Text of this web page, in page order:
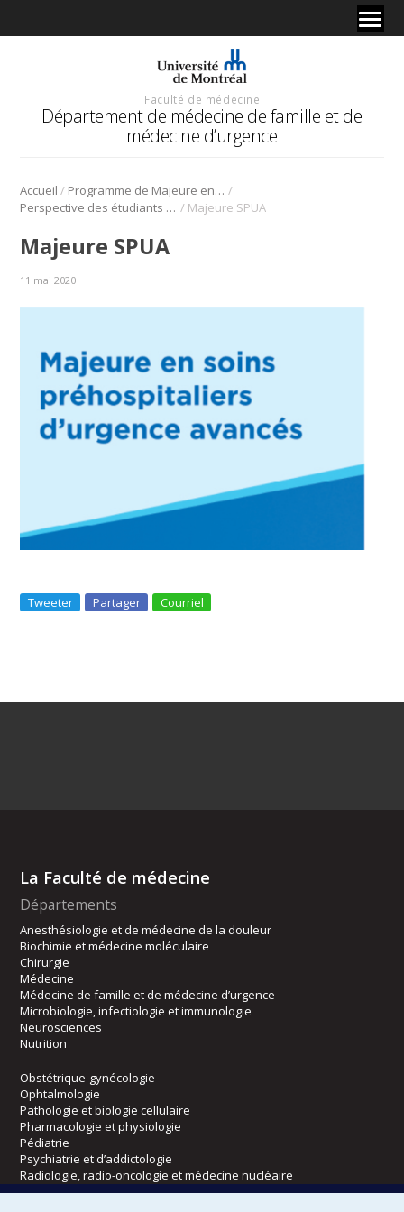
Faculté de médecine
Département de médecine de famille et de
médecine d’urgence
Accueil / Programme de Majeure en soins préshospitaliers d'urgence avancés /
Perspective des étudiants du programme Majeure en soins préhospitaliers d’urgence avancée (SPUA) / Majeure SPUA
Majeure SPUA
11 mai 2020
Tweeter Partager Courriel
La Faculté de médecine
Départements
Anesthésiologie et de médecine de la douleur
Biochimie et médecine moléculaire
Chirurgie
Médecine
Médecine de famille et de médecine d’urgence
Microbiologie, infectiologie et immunologie
Neurosciences
Nutrition
Obstétrique-gynécologie
Ophtalmologie
Pathologie et biologie cellulaire
Pharmacologie et physiologie
Pédiatrie
Psychiatrie et d’addictologie
Radiologie, radio-oncologie et médecine nucléaire